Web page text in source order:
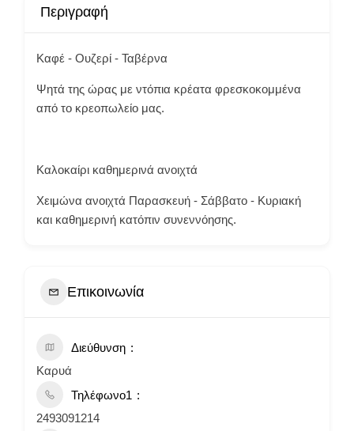
Περιγραφή
Καφέ - Ουζερί - Ταβέρνα
Ψητά της ώρας με ντόπια κρέατα φρεσκοκομμένα
από το κρεοπωλείο μας.
Καλοκαίρι καθημερινά ανοιχτά
Χειμώνα ανοιχτά Παρασκευή - Σάββατο - Κυριακή
και καθημερινή κατόπιν συνεννόησης.
Επικοινωνία
Διεύθυνση
Καρυά
Τηλέφωνο1
2493091214